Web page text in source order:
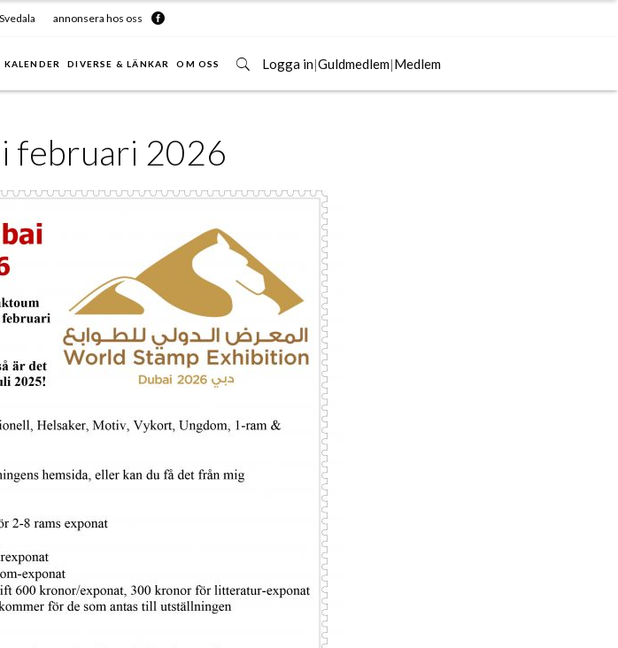
annonsera hos oss
KALENDER DIVERSE & LÄNKAR OM OSS Logga in|Guldmedlem|Medlem
februari 2026